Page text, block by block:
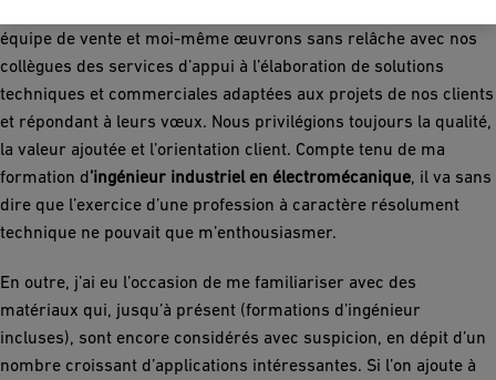
équipe de vente et moi-même œuvrons sans relâche avec nos
collègues des services d’appui à l’élaboration de solutions
techniques et commerciales adaptées aux projets de nos clients
et répondant à leurs vœux. Nous privilégions toujours la qualité,
la valeur ajoutée et l’orientation client. Compte tenu de ma
formation d’ingénieur industriel en électromécanique, il va sans
dire que l’exercice d’une profession à caractère résolument
technique ne pouvait que m’enthousiasmer.
En outre, j’ai eu l’occasion de me familiariser avec des
matériaux qui, jusqu’à présent (formations d’ingénieur
incluses), sont encore considérés avec suspicion, en dépit d’un
nombre croissant d’applications intéressantes. Si l’on ajoute à